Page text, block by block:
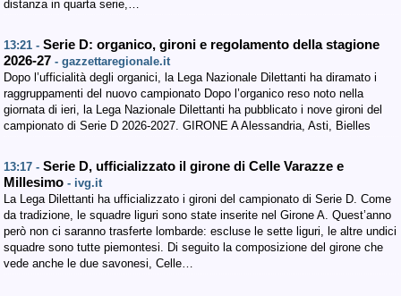
distanza in quarta serie,…
13:21 - Serie D: organico, gironi e regolamento della stagione
2026-27 - gazzettaregionale.it
Dopo l’ufficialità degli organici, la Lega Nazionale Dilettanti ha diramato i
raggruppamenti del nuovo campionato Dopo l’organico reso noto nella
giornata di ieri, la Lega Nazionale Dilettanti ha pubblicato i nove gironi del
campionato di Serie D 2026-2027. GIRONE A Alessandria, Asti, Bielles
13:17 - Serie D, ufficializzato il girone di Celle Varazze e
Millesimo - ivg.it
La Lega Dilettanti ha ufficializzato i gironi del campionato di Serie D. Come
da tradizione, le squadre liguri sono state inserite nel Girone A. Quest’anno
però non ci saranno trasferte lombarde: escluse le sette liguri, le altre undici
squadre sono tutte piemontesi. Di seguito la composizione del girone che
vede anche le due savonesi, Celle…